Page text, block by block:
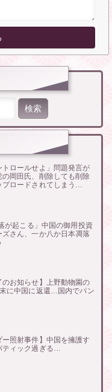
トロールせよ」問題発言が
岡田氏、削除しても削除
プロードされてしまう…
が起こる」中国の御用投資
さん、一か八か日本凋落
のお知らせ】上野動物園の
に中国に返還…国内でパン
ー照射事件】中国を擁護す
ティック過ぎる…